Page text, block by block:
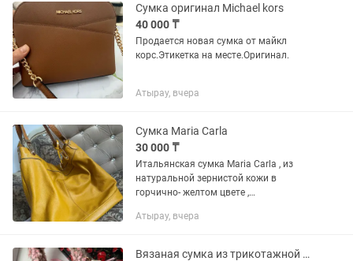
Сумка оригинал Michael kors
40 000 ₸
Продается новая сумка от майкл
корс.Этикетка на месте.Оригинал.
Атырау, вчера
Сумка Maria Carla
30 000 ₸
Итальянская сумка Maria Carla , из
натуральной зернистой кожи в
горчично- желтом цвете ,
качественная , застежка на молнии.
Атырау, вчера
Вязаная сумка из трикотажной пряжи